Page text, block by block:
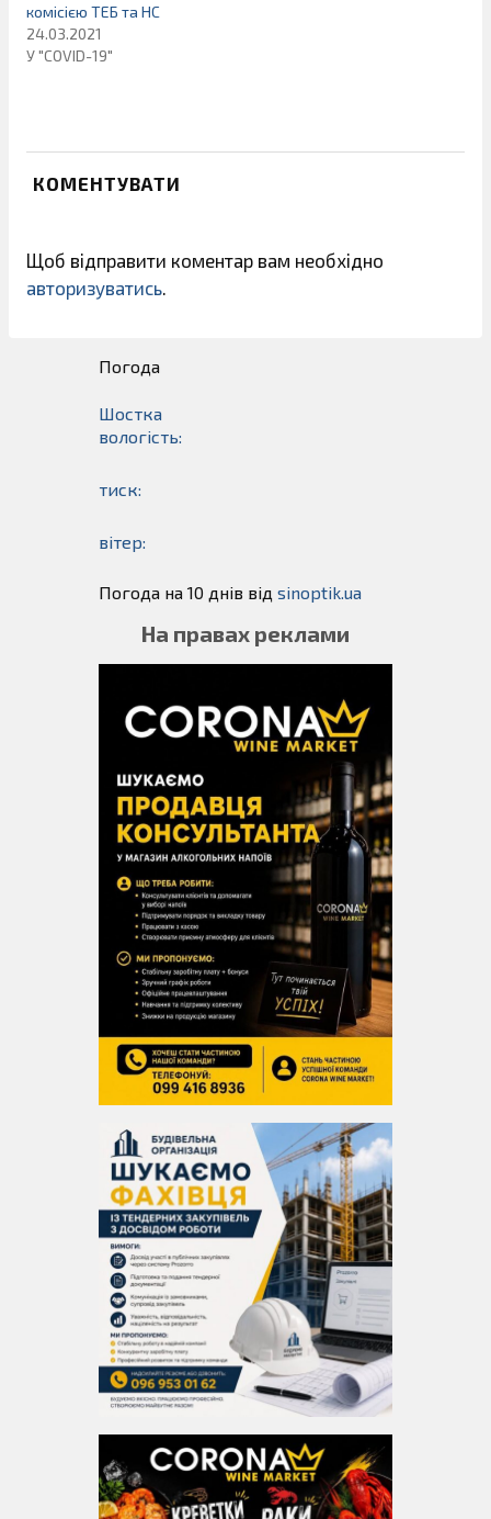
комісією ТЕБ та НС
24.03.2021
У "COVID-19"
КОМЕНТУВАТИ
Щоб відправити коментар вам необхідно
авторизуватись
Погода
Шостка
вологість:
тиск:
вітер:
Погода на 10 днів від sinoptik.ua
На правах реклами